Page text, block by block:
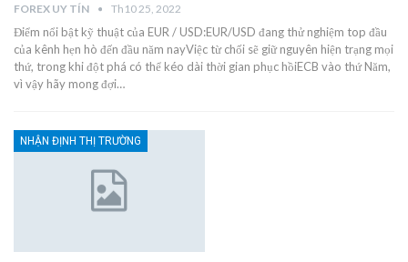
FOREX UY TÍN Th10 25, 2022
Điểm nổi bật kỹ thuật của EUR / USD:EUR/USD đang thử nghiệm top đầu
của kênh hẹn hò đến đầu năm nayViệc từ chối sẽ giữ nguyên hiện trạng mọi
thứ, trong khi đột phá có thể kéo dài thời gian phục hồiECB vào thứ Năm,
vì vậy hãy mong đợi…
NHẬN ĐỊNH THỊ TRƯỜNG